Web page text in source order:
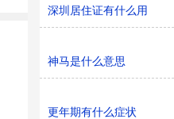
深圳居住证有什么用
神马是什么意思
更年期有什么症状